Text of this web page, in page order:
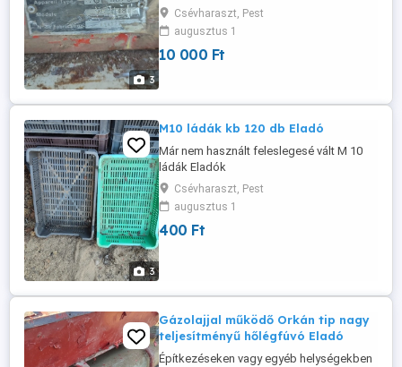
3
berendezés. Javításra felújításra szorul
vagy alkatrésznek vagy olajos tartálynak
Eladó
Csévharaszt, Pest
augusztus 1
10 000 Ft
3
M10 ládák kb 120 db Eladó
Már nem használt feleslegesé vált M 10
ládák Eladók
Csévharaszt, Pest
augusztus 1
400 Ft
Gázolajjal működő Orkán tip nagy
teljesítményű hőlégfúvó Eladó
Építkezéseken vagy egyéb helységekben